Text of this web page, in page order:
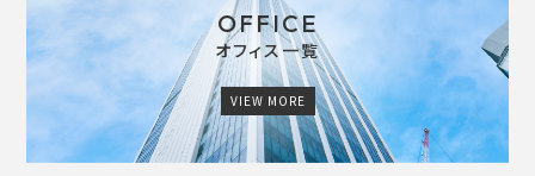
OFFICE
オフィス一覧
VIEW MORE